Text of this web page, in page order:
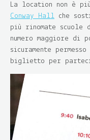
La location non è
Conway Hall che
più rinomate scuole
numero maggiore di
sicuramente
biglietto per